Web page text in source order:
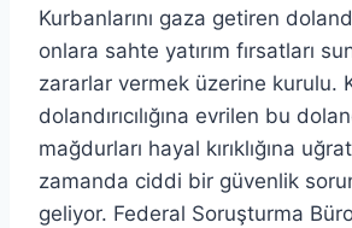
Kurbanlarını gaza getiren
onlara sahte yatırım fırsatları
zararlar vermek üzerine kurulu.
dolandırıcılığına evrilen bu
mağdurları hayal kırıklığına
zamanda ciddi bir güvenlik
geliyor. Federal Soruşturma